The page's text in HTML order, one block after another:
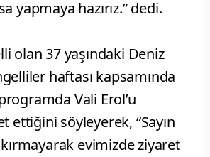
yapmaya hazırız.” dedi.
olan 37 yaşındaki Deniz
haftası kapsamında
Vali Erol’u
ettiğini söyleyerek, “Sayın
evimizde ziyaret